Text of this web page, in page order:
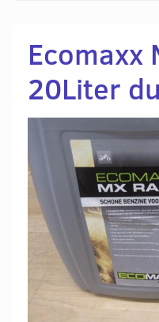
Ecomaxx
20Liter